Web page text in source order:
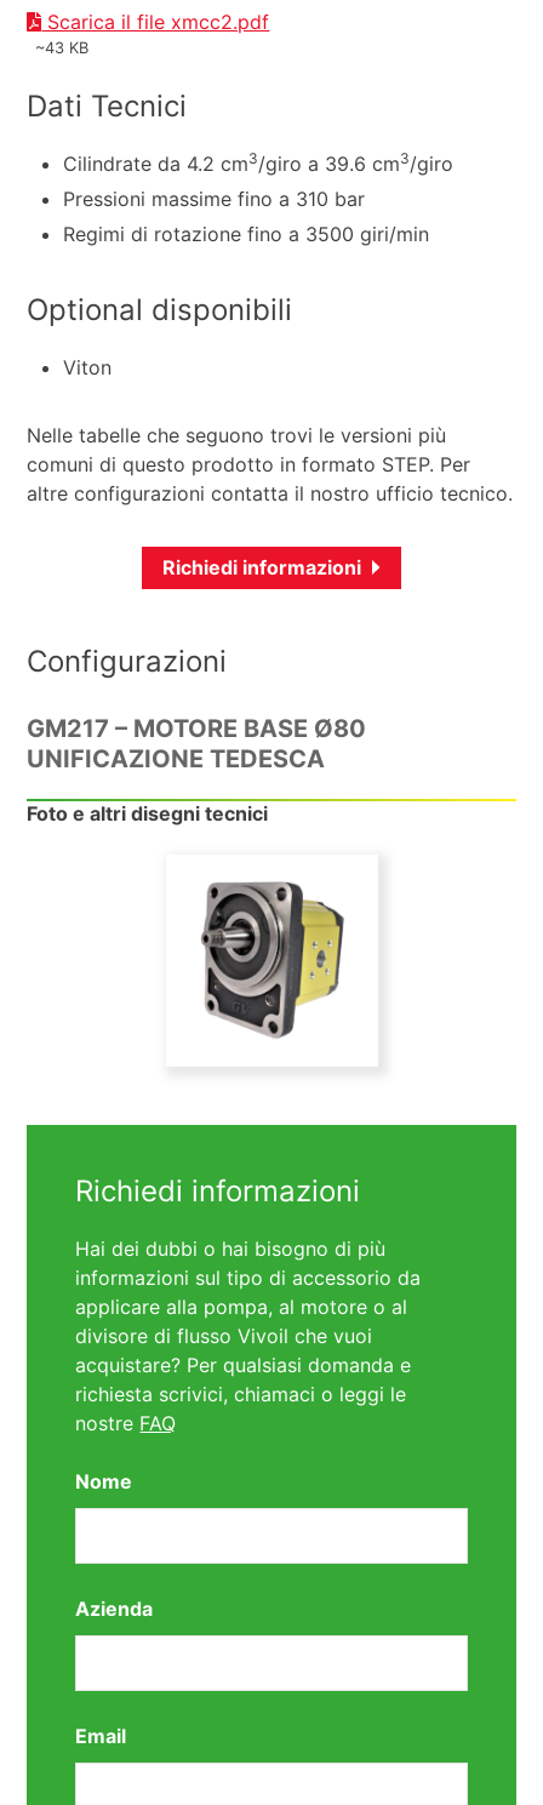
Scarica il file xmcc2.pdf
~43 KB
Dati Tecnici
Cilindrate da 4.2 cm3/giro a 39.6 cm3/giro
Pressioni massime fino a 310 bar
Regimi di rotazione fino a 3500 giri/min
Optional disponibili
Viton
Nelle tabelle che seguono trovi le versioni più
comuni di questo prodotto in formato STEP. Per
altre configurazioni contatta il nostro ufficio tecnico.
Richiedi informazioni
Configurazioni
GM217 – MOTORE BASE Ø80
UNIFICAZIONE TEDESCA
Foto e altri disegni tecnici
Richiedi informazioni
Hai dei dubbi o hai bisogno di più
informazioni sul tipo di accessorio da
applicare alla pompa, al motore o al
divisore di flusso Vivoil che vuoi
acquistare? Per qualsiasi domanda e
richiesta scrivici, chiamaci o leggi le
nostre FAQ
Nome
Azienda
Email